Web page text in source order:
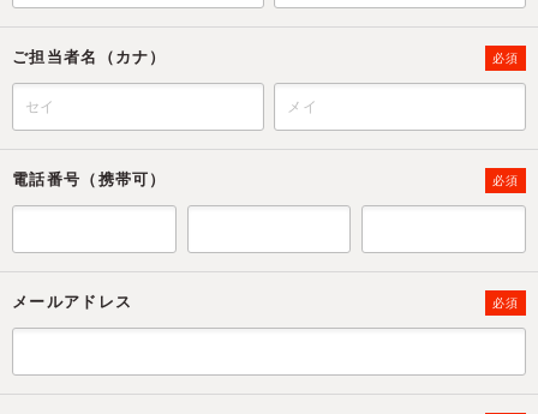
ご担当者名（カナ） 必須
電話番号（携帯可） 必須
メールアドレス 必須